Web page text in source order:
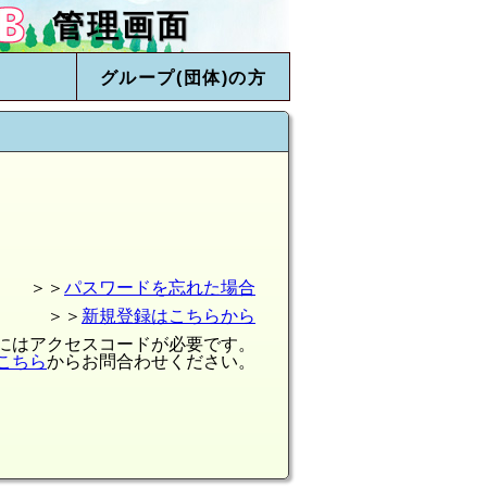
管理画面
グループ(団体)の方
＞＞ パスワードを忘れた場合
＞＞ 新規登録はこちらから
アクセスコードが必要です。
ちらからお問合わせください。